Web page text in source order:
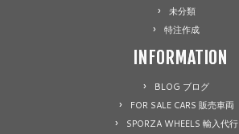
未分類
特注作成
INFORMATION
BLOG ブログ
FOR SALE CARS 販売車両
SPORZA WHEELS 輸入代行